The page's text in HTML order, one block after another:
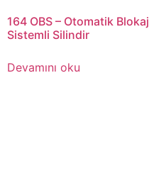
164 OBS – Otomatik Blokaj
Sistemli Silindir
Devamını oku